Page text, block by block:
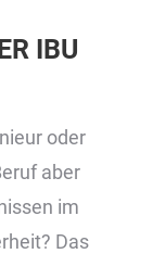
IBU
oder
aber
im
Das